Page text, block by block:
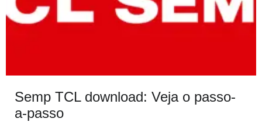
Semp TCL download: Veja o passo-
a-passo